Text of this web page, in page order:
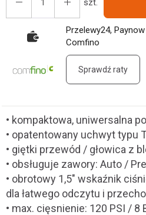
Przelewy24,
Comfino
Sprawdź raty
• kompaktowa, uniwersalna
• opatentowany uchwyt typu
• giętki przewód / głowica z
• obsługuje zawory: Auto /
• obrotowy 1,5" wskaźnik
dla łatwego odczytu i
• max. cięsnienie: 120 PSI / 8